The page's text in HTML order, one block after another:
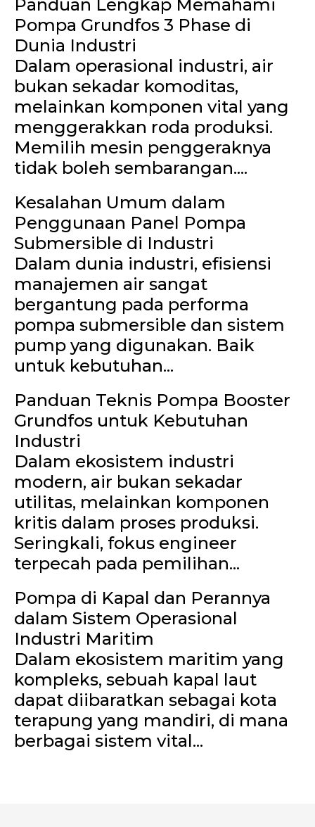
Panduan Lengkap Memahami
Pompa Grundfos 3 Phase di
Dunia Industri
Dalam operasional industri, air
bukan sekadar komoditas,
melainkan komponen vital yang
menggerakkan roda produksi.
Memilih mesin penggeraknya
tidak boleh sembarangan....
Kesalahan Umum dalam
Penggunaan Panel Pompa
Submersible di Industri
Dalam dunia industri, efisiensi
manajemen air sangat
bergantung pada performa
pompa submersible dan sistem
pump yang digunakan. Baik
untuk kebutuhan...
Panduan Teknis Pompa Booster
Grundfos untuk Kebutuhan
Industri
Dalam ekosistem industri
modern, air bukan sekadar
utilitas, melainkan komponen
kritis dalam proses produksi.
Seringkali, fokus engineer
terpecah pada pemilihan...
Pompa di Kapal dan Perannya
dalam Sistem Operasional
Industri Maritim
Dalam ekosistem maritim yang
kompleks, sebuah kapal laut
dapat diibaratkan sebagai kota
terapung yang mandiri, di mana
berbagai sistem vital...